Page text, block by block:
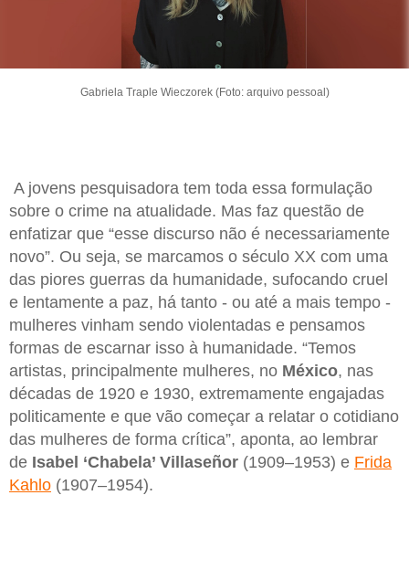
Gabriela Traple Wieczorek (Foto: arquivo pessoal)
A jovens pesquisadora tem toda essa formulação
sobre o crime na atualidade. Mas faz questão de
enfatizar que “esse discurso não é necessariamente
novo”. Ou seja, se marcamos o século XX com uma
das piores guerras da humanidade, sufocando cruel
e lentamente a paz, há tanto - ou até a mais tempo -
mulheres vinham sendo violentadas e pensamos
formas de escarnar isso à humanidade. “Temos
artistas, principalmente mulheres, no México, nas
décadas de 1920 e 1930, extremamente engajadas
politicamente e que vão começar a relatar o cotidiano
das mulheres de forma crítica”, aponta, ao lembrar
de Isabel ‘Chabela’ Villaseñor (1909–1953) e Frida
Kahlo (1907–1954).